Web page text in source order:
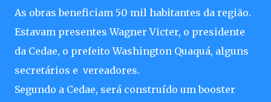
As obras beneficiam 50 mil habitantes da região.
Estavam presentes Wagner Victer, o presidente
da Cedae, o prefeito Washington Quaquá, alguns
secretários e vereadores.
Segundo a Cedae, será construído um booster